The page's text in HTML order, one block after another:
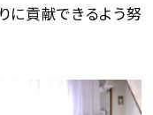
に貢献できるよう努